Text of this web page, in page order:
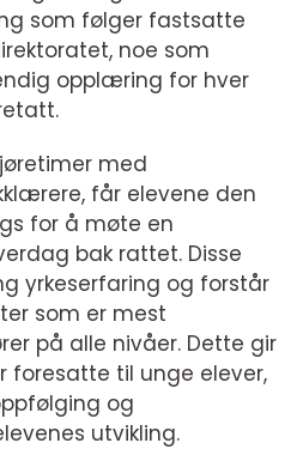
som følger fastsatte
noe som
opplæring for hver
med
får elevene den
for å møte en
bak rattet. Disse
yrkeserfaring og forstår
som er mest
på alle nivåer. Dette gir
foresatte til unge elever,
og
utvikling.